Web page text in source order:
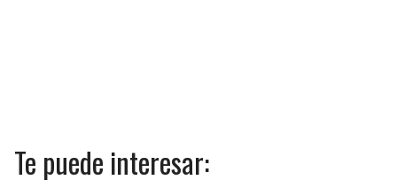
Te puede interesar: